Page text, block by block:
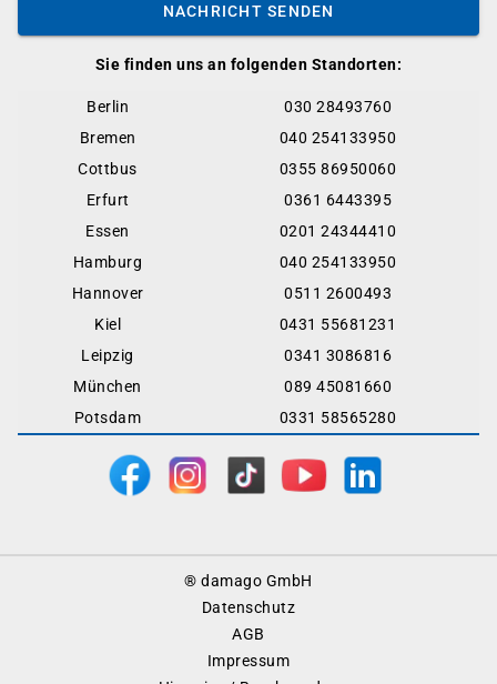
Sie finden uns an folgenden Standorten:
Berlin
030 28493760
Bremen
040 254133950
Cottbus
0355 86950060
Erfurt
0361 6443395
Essen
0201 24344410
Hamburg
040 254133950
Hannover
0511 2600493
Kiel
0431 55681231
Leipzig
0341 3086816
München
089 45081660
Potsdam
0331 58565280
NACHRICHT SENDEN
® damago GmbH
Datenschutz
AGB
Impressum